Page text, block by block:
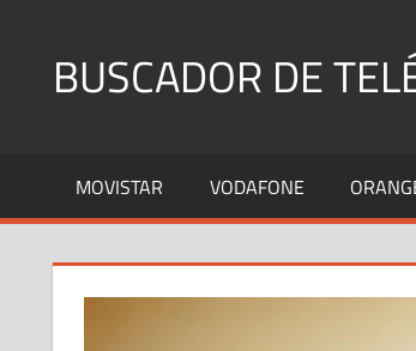
contenidoBUSCADOR DE
Fijos
y
MOVISTAR VODAFONE